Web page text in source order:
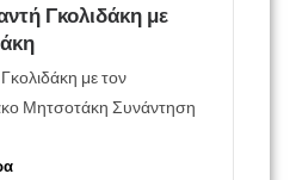
Γκολιδάκη με
με τον
Μητσοτάκη Συνάντηση